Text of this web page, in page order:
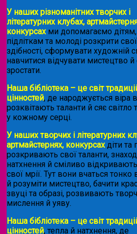
У наших різноманітних творчих і
літературних клубах,
конкурсахми допомагаємо дітям,
підліткам та молоді розкрити свої
здібності, сформувати художній
навчитися відчувати мистецтво
зростати.
Наша бібліотека – це світ
цінностей, де народжується віра
розквітають таланти й сяє світло
у кожному серці.
У наших творчих і літературних
артмайстернях, конкурсахдіти та
розкривають свої таланти,
натхнення й сміливо відкривають
свої мрії. Тут вони вчаться тонко
й розуміти мистецтво, бачити
звуці та образі, розвивають
мислення й уяву.
Наша бібліотека – це світ
цінностей, тепла й натхнення, де